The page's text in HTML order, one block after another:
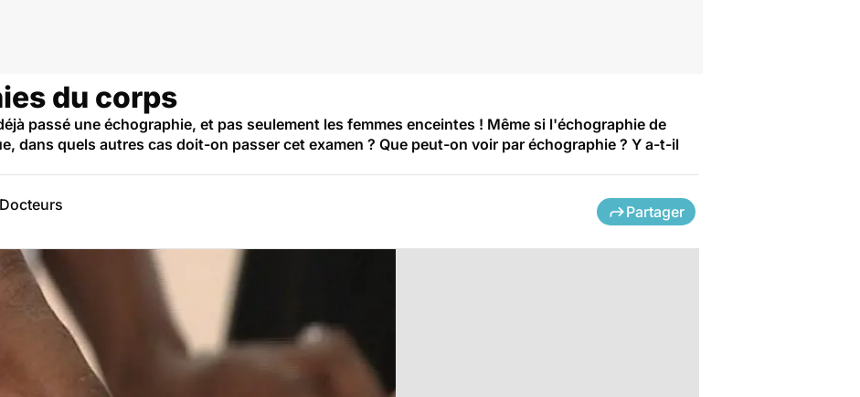
du corps
passé une échographie, et pas seulement les femmes enceintes ! Même si l'échographie de
dans quels autres cas doit-on passer cet examen ? Que peut-on voir par échographie ? Y a-t-il
Partager